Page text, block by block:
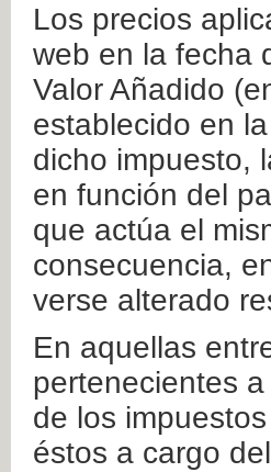
Los precios
web en la fecha
Valor Añadido
establecido en
dicho impuesto,
en función del
que actúa el
consecuencia,
verse alterado
En aquellas
pertenecientes
de los
éstos a cargo